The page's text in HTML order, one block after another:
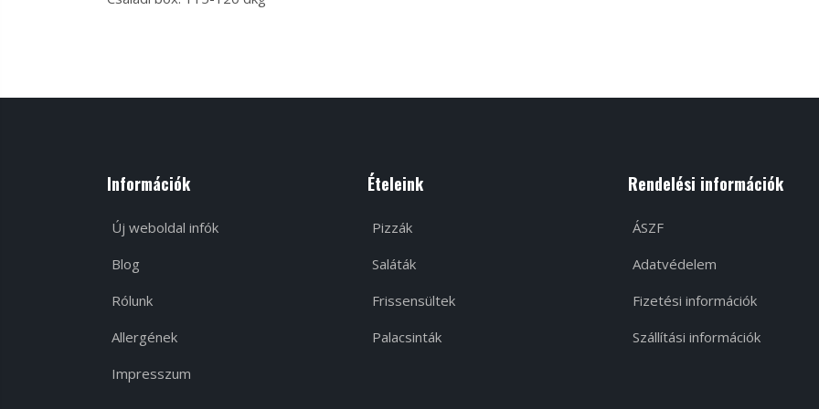
Információk
Új weboldal infók
Blog
Rólunk
Allergének
Impresszum
Ételeink
Pizzák
Saláták
Frissensültek
Palacsinták
Rendelési információk
ÁSZF
Adatvédelem
Fizetési információk
Szállítási információk